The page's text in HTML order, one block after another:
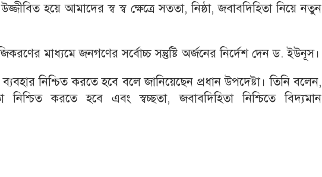
হয়ে আমাদের স্ব স্ব ক্ষেত্রে সততা, নিষ্ঠা, জবাবদিহিতা নিয়ে নতুন
মাধ্যমে জনগণের সর্বোচ্চ সন্তুষ্টি অর্জনের নির্দেশ দেন ড. ইউনূস।
নিশ্চিত করতে হবে বলে জানিয়েছেন প্রধান উপদেষ্টা। তিনি বলেন,
নিশ্চিত করতে হবে এবং স্বচ্ছতা, জবাবদিহিতা নিশ্চিতে বিদ্যমান